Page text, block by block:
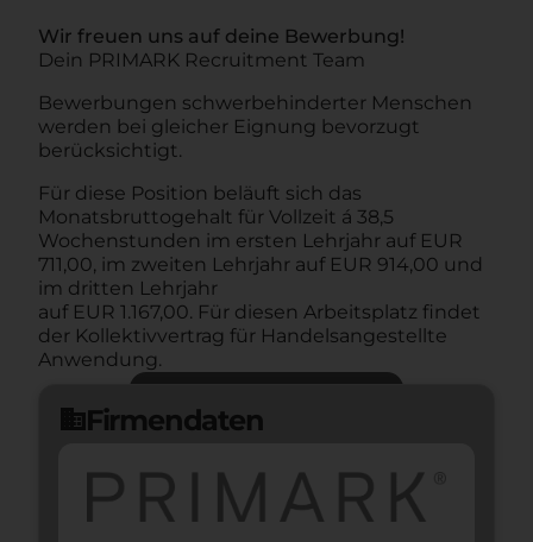
Wir freuen uns auf deine Bewerbung!
Dein PRIMARK Recruitment Team
Bewerbungen schwerbehinderter Menschen
werden bei gleicher Eignung bevorzugt
berücksichtigt.
Für diese Position beläuft sich das
Monatsbruttogehalt für Vollzeit á 38,5
Wochenstunden im ersten Lehrjahr auf EUR
711,00, im zweiten Lehrjahr auf EUR 914,00 und
im dritten Lehrjahr
auf EUR 1.167,00. Für diesen Arbeitsplatz findet
der Kollektivvertrag für Handelsangestellte
Anwendung.
domainFirmendaten